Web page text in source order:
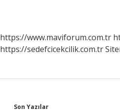
https://www.maviforum.com.tr
https://sedefcicekcilik.com.tr
Son Yazılar